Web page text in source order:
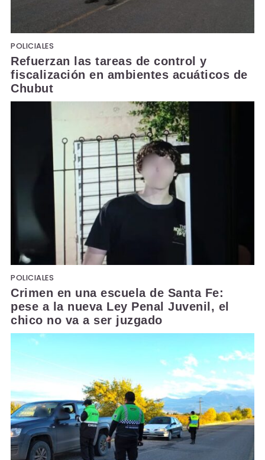
POLICIALES
Refuerzan las tareas de control y
fiscalización en ambientes acuáticos de
Chubut
POLICIALES
Crimen en una escuela de Santa Fe:
pese a la nueva Ley Penal Juvenil, el
chico no va a ser juzgado